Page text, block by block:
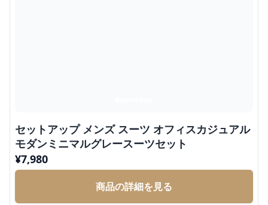
セットアップ メンズ スーツ オフィスカジュアル
モダンミニマルグレースーツセット
¥7,980
商品の詳細を見る